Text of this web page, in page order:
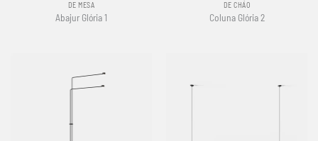
DE MESA
Abajur Glória 1
DE CHÃO
Coluna Glória 2